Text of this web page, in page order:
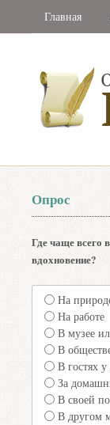
Главная
Опрос
Где чаще всего
вдохновение?
На
На работе
В музее
В
В гостях у
За
В своей
В другом